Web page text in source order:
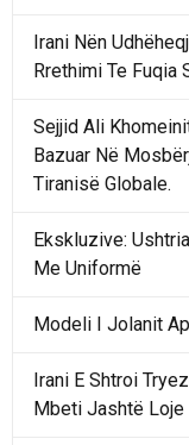
Irani Nën
Rrethimi Te Fuqia
Sejjid Ali
Bazuar Në
Tiranisë Globale.
Ekskluzive:
Me Uniformë
Modeli I Jolanit
Irani E Shtroi
Mbeti Jashtë Loje